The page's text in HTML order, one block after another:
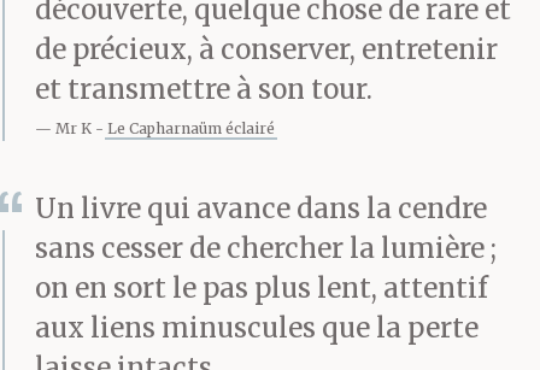
le chagrin est mobile, il
agite les doigts et
échauffe les pieds, on le
voit parcourir de
longues distances,
monter des escaliers,
nouer des draps et de la
découverte, quelque chose de rare et
de précieux, à conserver, entretenir
et transmettre à son tour.
Mr K Le Capharnaüm éclairé
Un livre qui avance dans la cendre
sans cesser de chercher la lumière ;
on en sort le pas plus lent, attentif
aux liens minuscules que la perte